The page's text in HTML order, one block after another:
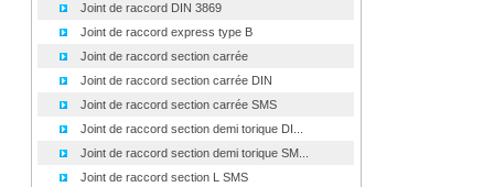
Joint de raccord DIN 3869
Joint de raccord express type B
Joint de raccord section carrée
Joint de raccord section carrée DIN
Joint de raccord section carrée SMS
Joint de raccord section demi torique DI...
Joint de raccord section demi torique SM...
Joint de raccord section L SMS